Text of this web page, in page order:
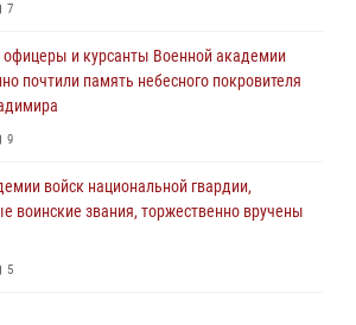
7
и курсанты Военной академии
почтили память небесного покровителя
9
войск национальной гвардии,
воинские звания, торжественно вручены
5